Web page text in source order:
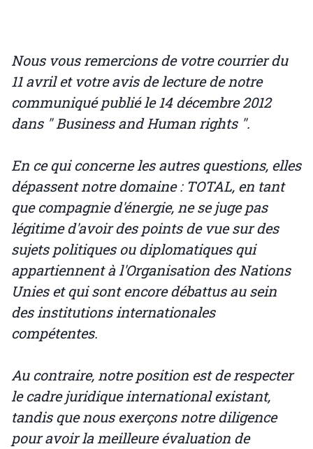
Nous vous remercions de votre courrier du
11 avril et votre avis de lecture de notre
communiqué publié le 14 décembre 2012
dans " Business and Human rights ".
En ce qui concerne les autres questions, elles
dépassent notre domaine : TOTAL, en tant
que compagnie d'énergie, ne se juge pas
légitime d'avoir des points de vue sur des
sujets politiques ou diplomatiques qui
appartiennent à l'Organisation des Nations
Unies et qui sont encore débattus au sein
des institutions internationales
compétentes.
Au contraire, notre position est de respecter
le cadre juridique international existant,
tandis que nous exerçons notre diligence
pour avoir la meilleure évaluation de